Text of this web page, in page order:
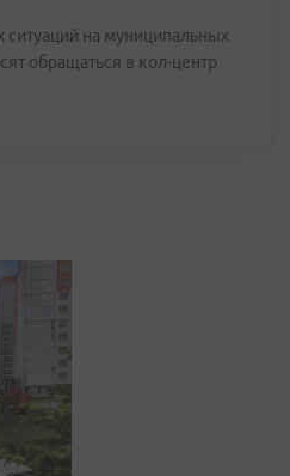
на муниципальных
обращаться в кол-центр